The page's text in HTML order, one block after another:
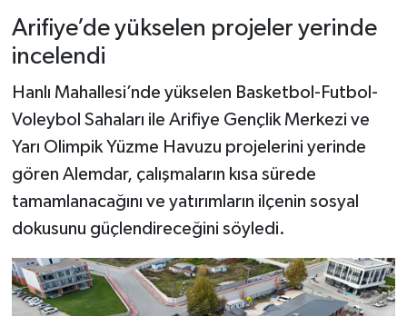
Arifiye’de yükselen projeler yerinde
incelendi
Hanlı Mahallesi’nde yükselen Basketbol-Futbol-
Voleybol Sahaları ile Arifiye Gençlik Merkezi ve
Yarı Olimpik Yüzme Havuzu projelerini yerinde
gören Alemdar, çalışmaların kısa sürede
tamamlanacağını ve yatırımların ilçenin sosyal
dokusunu güçlendireceğini söyledi.